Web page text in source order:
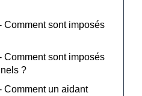
Comment sont imposés
Comment sont imposés
?
Comment un aidant